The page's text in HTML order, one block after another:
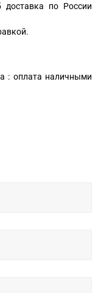
по России
: оплата наличными